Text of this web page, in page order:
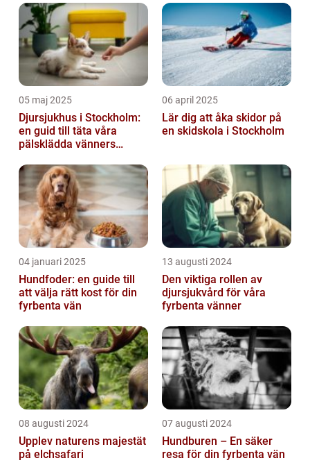
05 maj 2025
Djursjukhus i Stockholm:
en guid till täta våra
pälsklädda vänners
06 april 2025
Lär dig att åka skidor på
en skidskola i Stockholm
04 januari 2025
Hundfoder: en guide till
att välja rätt kost för din
fyrbenta vän
13 augusti 2024
Den viktiga rollen av
djursjukvård för våra
fyrbenta vänner
08 augusti 2024
Upplev naturens majestät
på elchsafari
07 augusti 2024
Hundburen – En säker
resa för din fyrbenta vän